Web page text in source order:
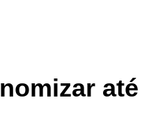
até